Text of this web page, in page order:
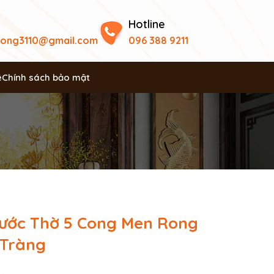
Hotline
096 388 9211
Chính sách bảo mật
Thờ 5 Cong Men Rong